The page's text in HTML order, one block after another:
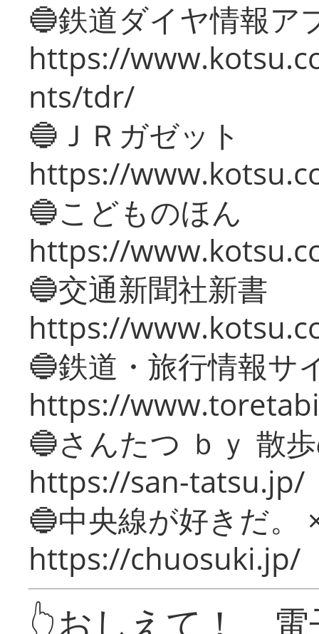
🔵鉄道ダイヤ情報ア
https://
nts/tdr/
🔵ＪＲガゼット
https://
🔵こどものほん
https://
🔵交通新聞社新書
https://
🔵鉄道・旅行情報サ
https://
🔵さんたつ ｂｙ 散
https://san-tatsu.jp/
🔵中央線が好きだ。
https://chuosuki.jp/
👆おしえて！ 電